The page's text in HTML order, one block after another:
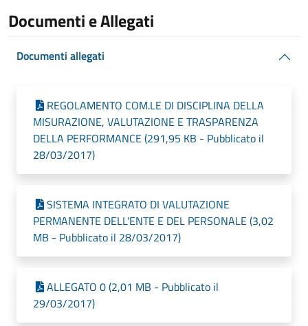
Documenti e Allegati
Documenti allegati
REGOLAMENTO COM.LE DI DISCIPLINA DELLA
MISURAZIONE, VALUTAZIONE E TRASPARENZA
DELLA PERFORMANCE (291,95 KB - Pubblicato il
28/03/2017)
SISTEMA INTEGRATO DI VALUTAZIONE
PERMANENTE DELL'ENTE E DEL PERSONALE (3,02
MB - Pubblicato il 28/03/2017)
ALLEGATO 0 (2,01 MB - Pubblicato il
29/03/2017)